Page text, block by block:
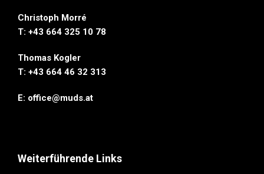
Christoph Morré
T: +43 664 325 10 78
Thomas Kogler
T: ‭+43 664 46 32 313‬
E: office@muds.at
Weiterführende Links